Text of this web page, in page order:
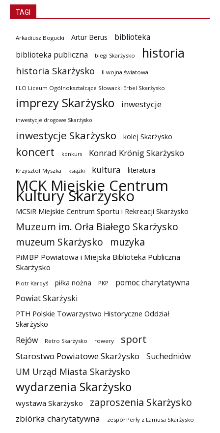
TAGI
Arkadiusz Bogucki Artur Berus
biblioteka
biblioteka publiczna
biegi Skarżysko historia
historia Skarżysko II wojna światowa
I LO Liceum Ogólnokształcące Słowacki Erbel Skarżysko
imprezy Skarżysko inwestycje
inwestycje drogowe Skarżysko
inwestycje Skarżysko kolej Skarżysko
koncert konkurs Konrad Krönig Skarżysko
Krzysztof Myszka książki kultura literatura
MCK Miejskie Centrum
Kultury Skarżysko
MCSiR Miejskie Centrum Sportu i Rekreacji Skarżysko
Muzeum im. Orła Białego Skarżysko
muzeum Skarżysko
muzyka
PiMBP Powiatowa i Miejska Biblioteka Publiczna
Skarżysko
Piotr Kardyś piłka nożna PKP
pomoc charytatywna
Powiat Skarżyski
PTH Polskie Towarzystwo Historyczne Oddział
Skarżysko
Rejów Retro Skarżysko rowery sport
Starostwo Powiatowe Skarżysko Suchedniów
UM Urząd Miasta Skarżysko
wydarzenia Skarżysko
wystawa Skarżysko zaproszenia Skarżysko
zbiórka charytatywna zespół Perły z Lamusa Skarżysko